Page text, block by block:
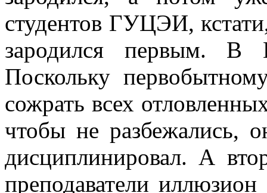
студентов ГУЦЭИ,
зародился первым. В
Поскольку
сожрать всех
чтобы не разбежались,
дисциплинировал. А
преподаватели